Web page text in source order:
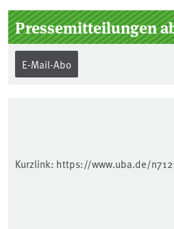
Pressemitteilungen
E-Mail-Abo
Kurzlink: https://www.uba.de/